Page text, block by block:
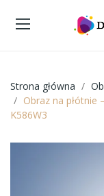
Strona główna
Obraz na płótnie
K586W3